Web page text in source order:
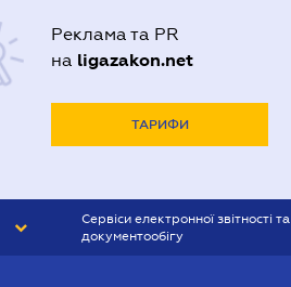
Реклама та PR
на ligazakon.net
ТАРИФИ
Сервіси електронної звітності та
документообігу